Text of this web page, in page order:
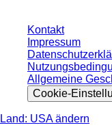
Kontakt
Impressum
Allgemeine
Cookie-
Land: USA ändern